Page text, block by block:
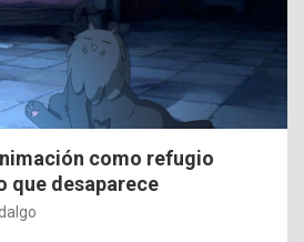
como refugio
que desaparece